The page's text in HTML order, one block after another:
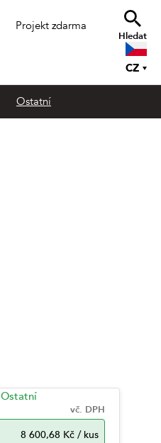
Projekt zdarma
Hledat
CZ
Ostatní
Ostatní
vč. DPH
8 600,68 Kč / kus